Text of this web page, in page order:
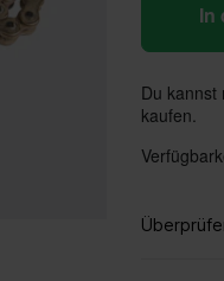
In
Du kannst
kaufen.